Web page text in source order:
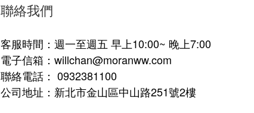
聯絡我們
客服時間：週一至週五 早上10:00~ 晚上7:00
電子信箱：willchan@moranww.com
聯絡電話： 0932381100
公司地址：新北市金山區中山路251號2樓